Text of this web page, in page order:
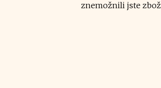
znemožnili jste